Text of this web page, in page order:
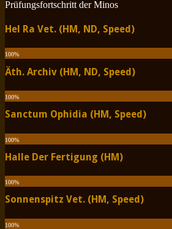
Prüfungsfortschritt der Minos
Hel Ra Vet. (HM, ND, Speed)
100%
Äth. Archiv (HM, ND, Speed)
100%
Sanctum Ophidia (HM, Speed)
100%
Halle Der Fertigung (HM)
100%
Sonnenspitz Vet. (HM, Speed)
100%